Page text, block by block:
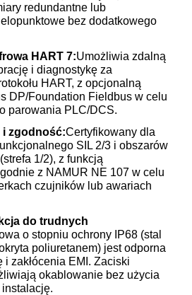
redundantne lub
bez dodatkowego
HART 7:Umożliwia zdalną
i diagnostykę za
HART, z opcjonalną
DP/Foundation Fieldbus w celu
parowania PLC/DCS.
i zgodność:Certyfikowany dla
SIL 2/3 i obszarów
1/2), z funkcją
z NAMUR NE 107 w celu
czujników lub awariach
do trudnych
o stopniu ochrony IP68 (stal
poliuretanem) jest odporna
i zakłócenia EMI. Zaciski
okablowanie bez użycia